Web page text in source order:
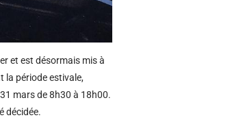
et est désormais mis à
la période estivale,
mars de 8h30 à 18h00.
décidée.